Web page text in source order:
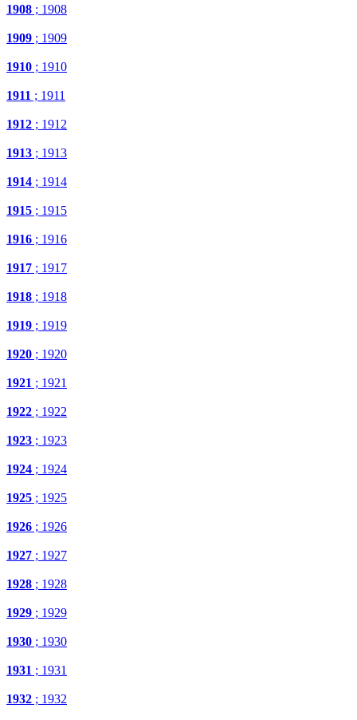
1908 ; 1908
1909 ; 1909
1910 ; 1910
1911 ; 1911
1912 ; 1912
1913 ; 1913
1914 ; 1914
1915 ; 1915
1916 ; 1916
1917 ; 1917
1918 ; 1918
1919 ; 1919
1920 ; 1920
1921 ; 1921
1922 ; 1922
1923 ; 1923
1924 ; 1924
1925 ; 1925
1926 ; 1926
1927 ; 1927
1928 ; 1928
1929 ; 1929
1930 ; 1930
1931 ; 1931
1932 ; 1932